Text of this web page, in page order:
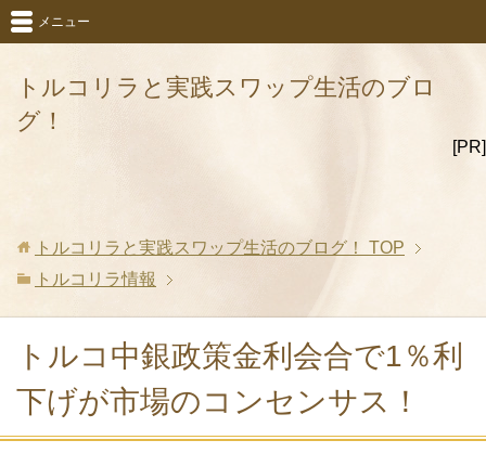
トルコリラと実践スワップ生活のブロ
グ！
[PR]
メニュー
トルコリラと実践スワップ生活のブログ！
TOP
トルコリラ情報
トルコ中銀政策金利会合で1％利
下げが市場のコンセンサス！